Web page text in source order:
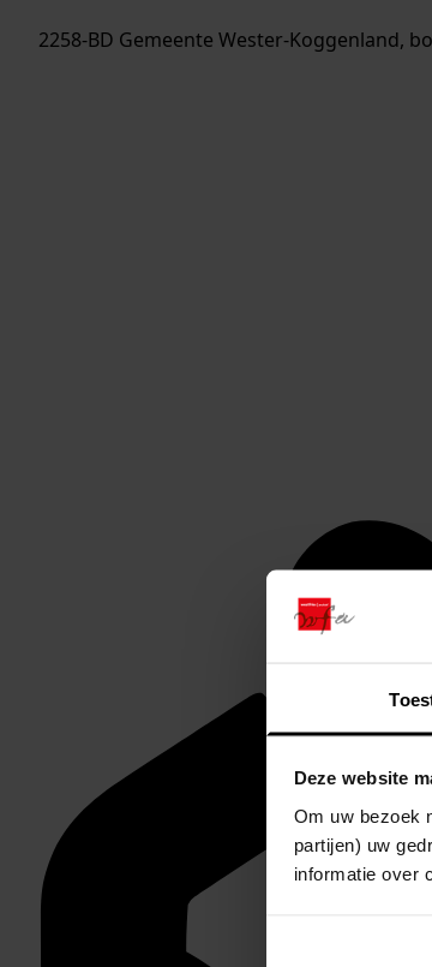
Deze website
Om uw bezoek
partijen) uw
informatie over
2258-BD Gemeente Wester-Koggenland,